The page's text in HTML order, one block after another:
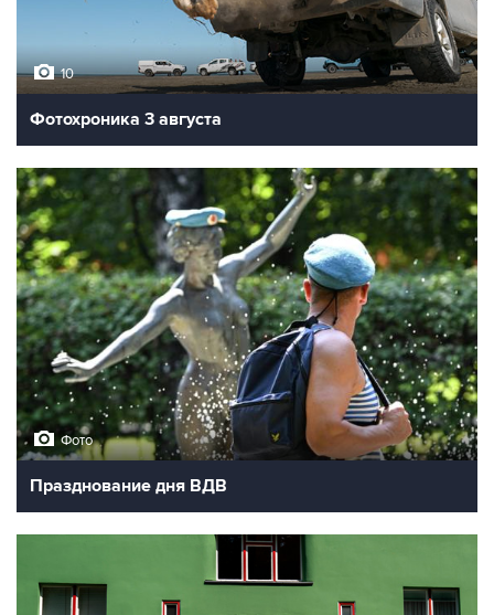
10
Фотохроника 3 августа
Фото
Празднование дня ВДВ